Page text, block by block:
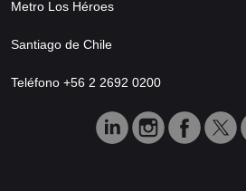
Metro Los Héroes
Santiago de Chile
Teléfono +56 2 2692 0200